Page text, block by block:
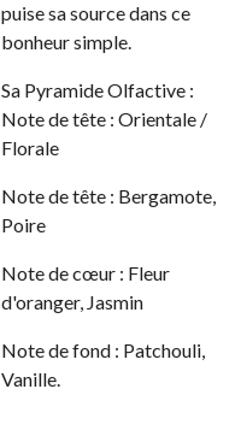
puise sa source dans ce
bonheur simple.
Sa Pyramide Olfactive :
Note de tête : Orientale /
Florale
Note de tête : Bergamote,
Poire
Note de cœur : Fleur
d'oranger, Jasmin
Note de fond : Patchouli,
Vanille.